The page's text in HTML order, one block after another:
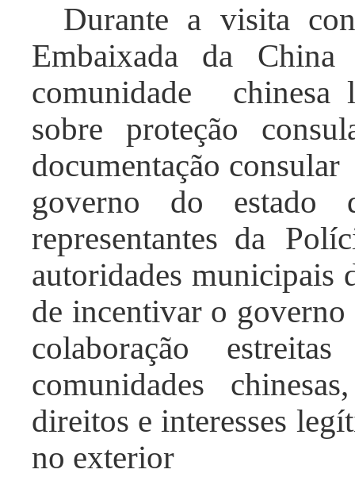
Durante a visita
Embaixada da
comunidade chinesa
sobre proteção
documentação consular
governo do
representantes da
autoridades municipais
de incentivar o
colaboração
comunidades
direitos e interesses
no exterior